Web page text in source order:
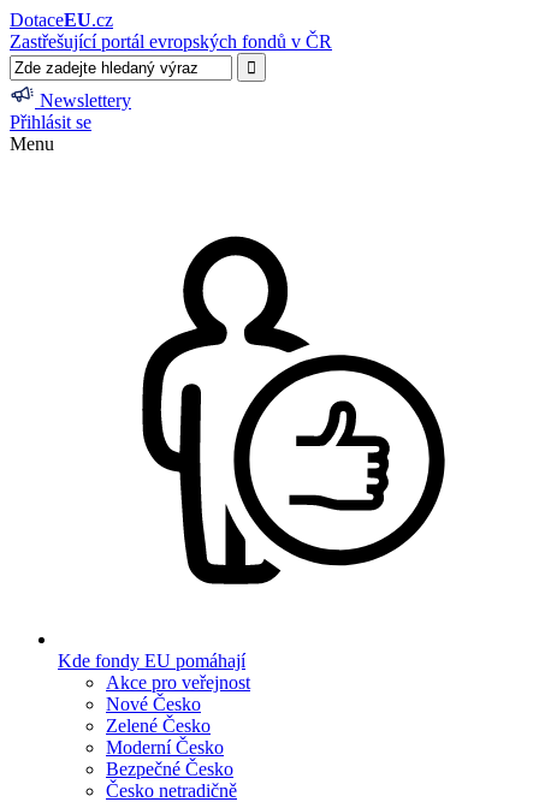
DotaceEU.cz
Zastřešující portál evropských fondů v ČR
Newslettery
Přihlásit se
Menu
Kde fondy EU pomáhají
Akce pro veřejnost
Nové Česko
Zelené Česko
Moderní Česko
Bezpečné Česko
Česko netradičně